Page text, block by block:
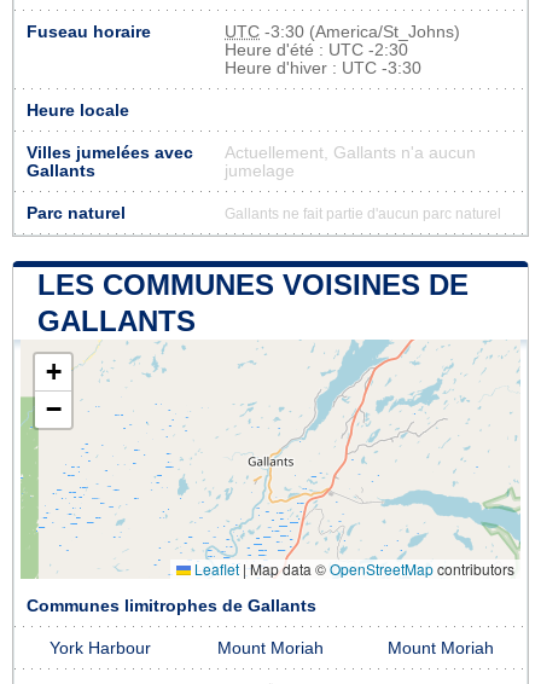
Fuseau horaire UTC -3:30 (America/St_Johns)
Heure d'été : UTC -2:30
Heure d'hiver : UTC -3:30
Heure locale
Villes jumelées avec
Gallants
Actuellement, Gallants n'a aucun
jumelage
Parc naturel Gallants ne fait partie d'aucun parc naturel
LES COMMUNES VOISINES DE
GALLANTS
+
−
Leaflet |Map data ©OpenStreetMapcontributors
Communes limitrophes de Gallants
York Harbour Mount Moriah Mount Moriah